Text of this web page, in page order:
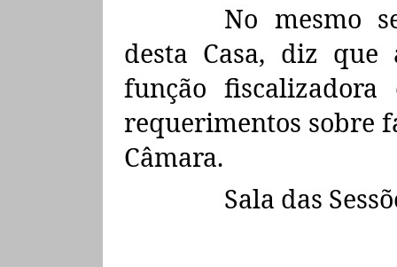
No mesmo
desta Casa, diz
função fiscalizadora
requerimentos sobre
Câmara.
Sala das